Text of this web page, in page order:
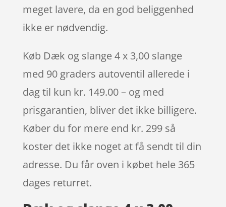
meget lavere, da en god beliggenhed
ikke er nødvendig.
Køb Dæk og slange 4 x 3,00 slange
med 90 graders autoventil allerede i
dag til kun kr. 149.00 – og med
prisgarantien, bliver det ikke billigere.
Køber du for mere end kr. 299 så
koster det ikke noget at få sendt til din
adresse. Du får oven i købet hele 365
dages returret.